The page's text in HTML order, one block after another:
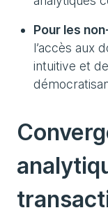
Pour les
l’accès aux
intuitive et